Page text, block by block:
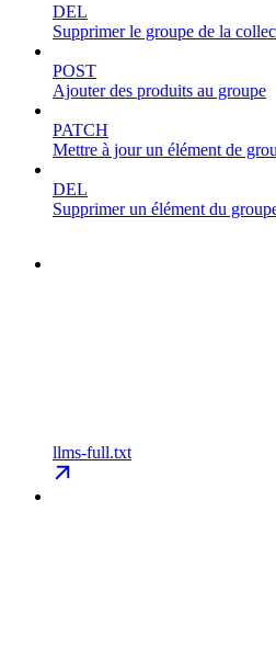
DEL
Supprimer le groupe de la
POST
Ajouter des produits au groupe
PATCH
Mettre à jour un élément de
DEL
Supprimer un élément du
llms-full.txt